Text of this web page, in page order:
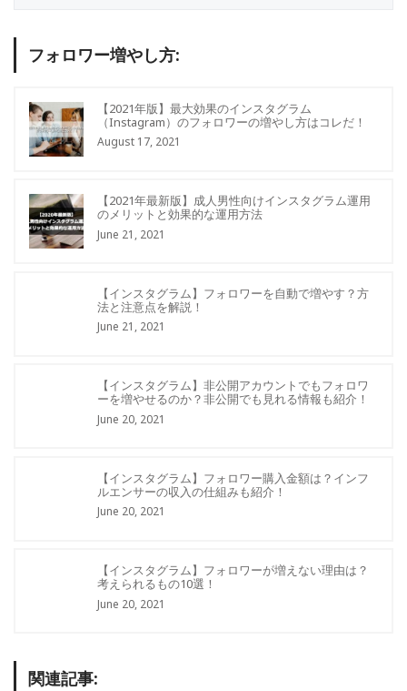
フォロワー増やし方:
【2021年版】最大効果のインスタグラム
（Instagram）のフォロワーの増やし方はコレだ！
August 17, 2021
【2021年最新版】成人男性向けインスタグラム運用
のメリットと効果的な運用方法
June 21, 2021
【インスタグラム】フォロワーを自動で増やす？方
法と注意点を解説！
June 21, 2021
【インスタグラム】非公開アカウントでもフォロワ
ーを増やせるのか？非公開でも見れる情報も紹介！
June 20, 2021
【インスタグラム】フォロワー購入金額は？インフ
ルエンサーの収入の仕組みも紹介！
June 20, 2021
【インスタグラム】フォロワーが増えない理由は？
考えられるもの10選！
June 20, 2021
関連記事: